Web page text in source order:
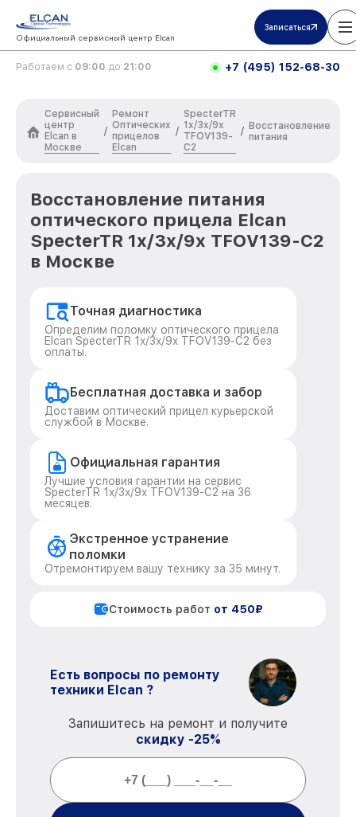
Официальный сервисный центр Elcan
Записаться
Работаем с 09:00 до 21:00 +7 (495) 152-68-30
Сервисный
центр
Elcan в
Москве
/
Ремонт
Оптических
прицелов
Elcan
/
SpecterTR
1x/3x/9x
TFOV139-
C2
/ Восстановление
питания
Восстановление питания
оптического прицела Elcan
SpecterTR 1x/3x/9x TFOV139-C2
в Москве
Точная диагностика
Определим поломку оптического прицела
Elcan SpecterTR 1x/3x/9x TFOV139-C2 без
оплаты.
Бесплатная доставка и забор
Доставим оптический прицел курьерской
службой в Москве.
Официальная гарантия
Лучшие условия гарантии на сервис
SpecterTR 1x/3x/9x TFOV139-C2 на 36
месяцев.
Экстренное устранение
поломки
Отремонтируем вашу технику за 35 минут.
Стоимость работ от 450₽
Есть вопросы по ремонту
техники Elcan ?
Запишитесь на ремонт и получите
скидку -25%